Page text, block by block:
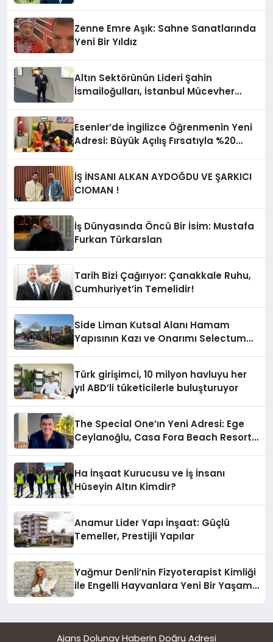
Zenne Emre Aşık: Sahne Sanatlarında
Yeni Bir Yıldız
Altın Sektörünün Lideri Şahin
İsmailoğulları, İstanbul Mücevher
Esenler’de İngilizce Öğrenmenin Yeni
Adresi: Büyük Açılış Fırsatıyla %20
İŞ İNSANI ALKAN AYDOĞDU VE ŞARKICI
CIOMAN !
İş Dünyasında Öncü Bir İsim: Mustafa
Furkan Türkarslan
Tarih Bizi Çağırıyor: Çanakkale Ruhu,
Cumhuriyet’in Temelidir!
Side Liman Kutsal Alanı Hamam
Yapısının Kazı ve Onarımı Selectum
Türk girişimci, 10 milyon havluyu her
yıl ABD’li tüketicilerle buluşturuyor
The Special One’ın Yeni Adresi: Ege
Ceylanoğlu, Casa Fora Beach Resort
Ha İnşaat Kurucusu ve İş İnsanı
Hüseyin Altın Kimdir?
Anamur Lider Yapı İnşaat: Güçlü
Temeller, Prestijli Yapılar
Yağmur Denli’nin Fizyoterapist Kimliği
ile Engelli Hayvanlara Yeni Bir Yaşam
Ajans Dolunay Haberin Doğru Adresi